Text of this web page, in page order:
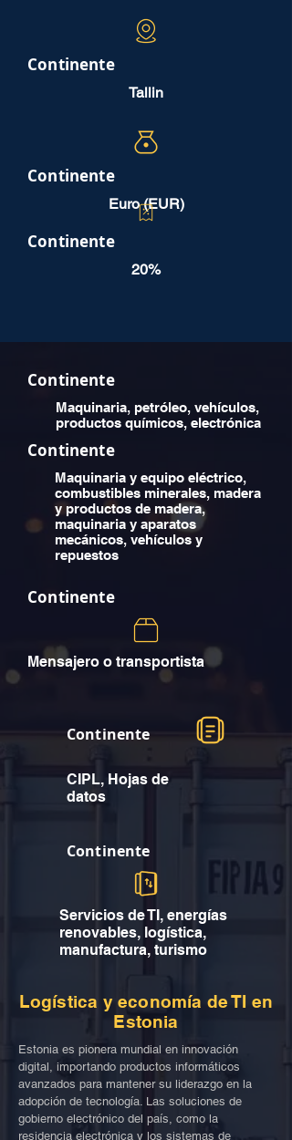
Continente
Tallin
Continente
Euro (EUR)
Continente
20%
Continente
Maquinaria, petróleo, vehículos,
productos químicos, electrónica
Continente
Maquinaria y equipo eléctrico,
combustibles minerales, madera
y productos de madera,
maquinaria y aparatos
mecánicos, vehículos y
repuestos
Continente
Mensajero o transportista
Continente
CIPL, Hojas de
datos
Continente
Servicios de TI, energías
renovables, logística,
manufactura, turismo
Logística y economía de TI en
Estonia
Estonia es pionera mundial en innovación
digital, importando productos informáticos
avanzados para mantener su liderazgo en la
adopción de tecnología. Las soluciones de
gobierno electrónico del país, como la
residencia electrónica y los sistemas de